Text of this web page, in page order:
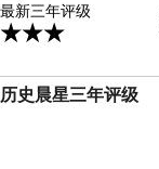
最新三年评级
历史晨星三年评级